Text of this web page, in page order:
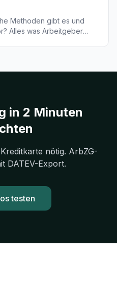
Methoden gibt es und
Alles was Arbeitgeber
in 2 Minuten
nötig. ArbZG-
DATEV-Export.
testen